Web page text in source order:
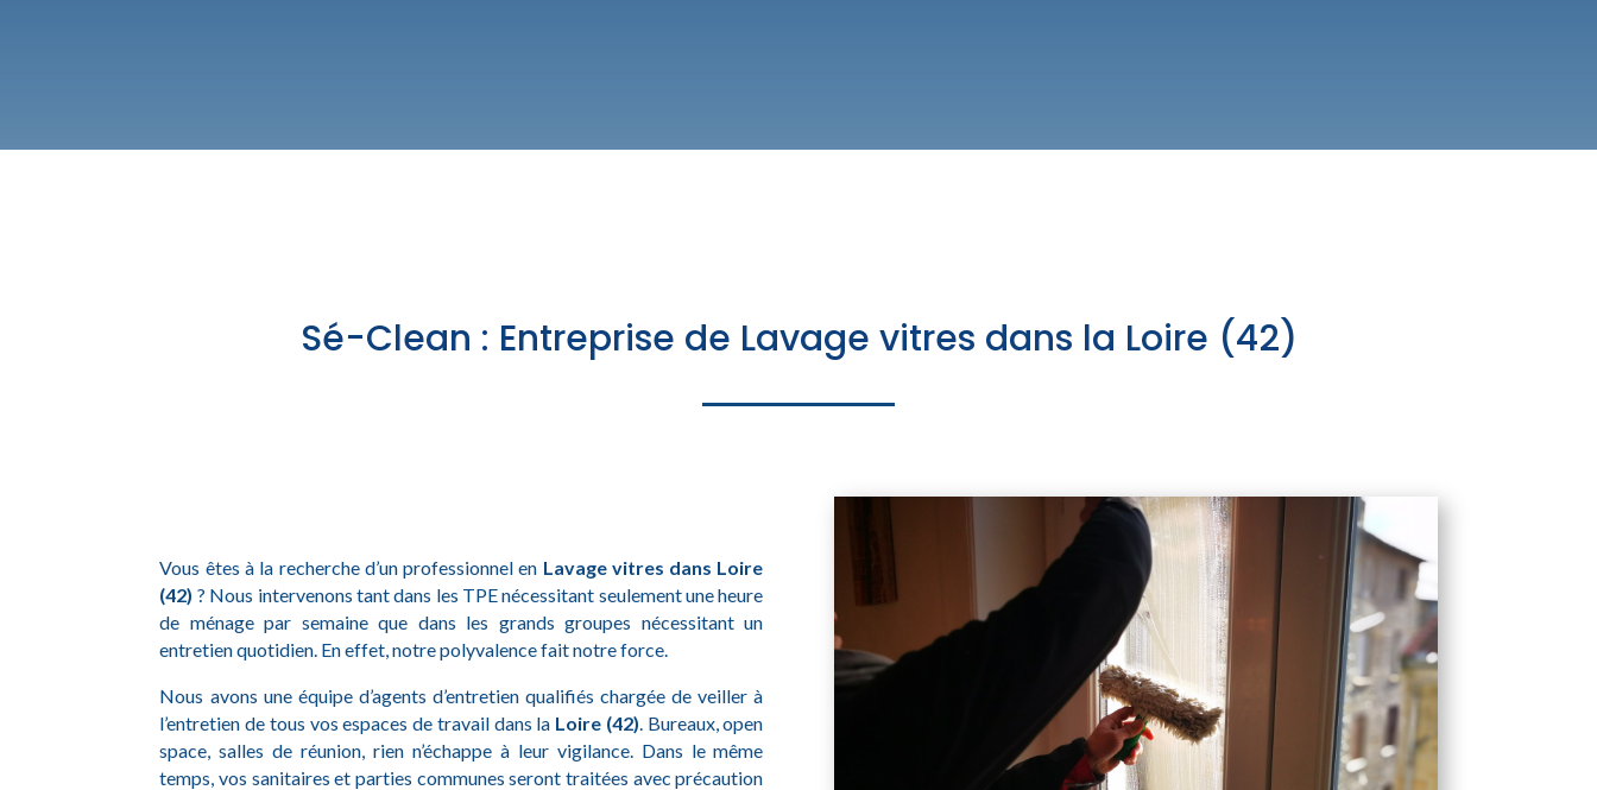
Sé-Clean : Entreprise de Lavage vitres dans la Loire (42)
Vous êtes à la recherche d’un professionnel en Lavage vitres dans Loire
(42) ? Nous intervenons tant dans les TPE nécessitant seulement une heure
de ménage par semaine que dans les grands groupes nécessitant un
entretien quotidien. En effet, notre polyvalence fait notre force.
Nous avons une équipe d’agents d’entretien qualifiés chargée de veiller à
l’entretien de tous vos espaces de travail dans la Loire (42). Bureaux, open
space, salles de réunion, rien n’échappe à leur vigilance. Dans le même
temps, vos sanitaires et parties communes seront traitées avec précaution